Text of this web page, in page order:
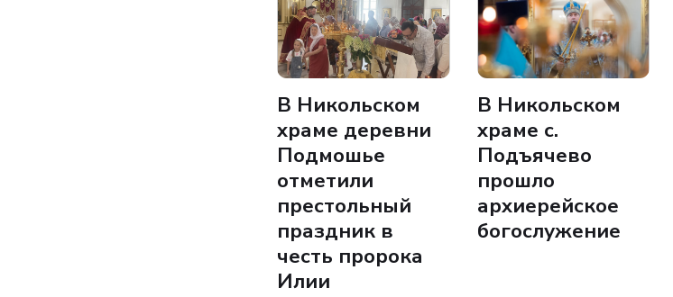
В Никольском
храме деревни
Подмошье
отметили
престольный
праздник в
честь пророка
Илии
В Никольском
храме с.
Подъячево
прошло
архиерейское
богослужение